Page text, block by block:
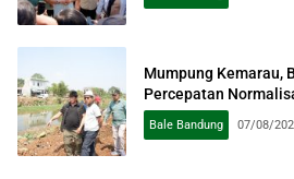
Mumpung Kemarau,
Percepatan
Bale Bandung 07/08/